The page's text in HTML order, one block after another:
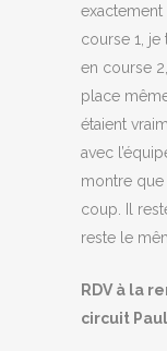
exactement
course 1,
en course
place
étaient
avec
montre
coup. Il
reste le
RDV à la
circuit